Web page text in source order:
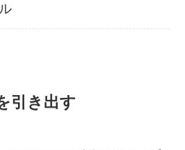
引き出す